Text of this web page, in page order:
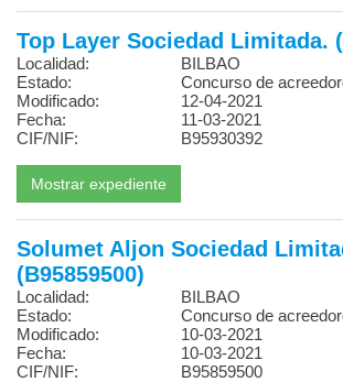
Top Layer Sociedad Limitada.
Localidad:
BILBAO
Estado:
Concurso de
Modificado:
12-04-2021
Fecha:
11-03-2021
CIF/NIF:
B95930392
Solumet Aljon Sociedad
(B95859500)
Localidad:
BILBAO
Estado:
Concurso de
Modificado:
10-03-2021
Fecha:
10-03-2021
CIF/NIF:
B95859500